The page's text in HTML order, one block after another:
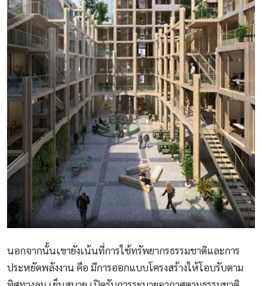
นอกจากนั้นเขายังเน้นที่การใช้ทรัพยากรธรรมชาติและการ
ประหยัดพลังงาน คือ มีการออกแบบโครงสร้างให้โอบรับตาม